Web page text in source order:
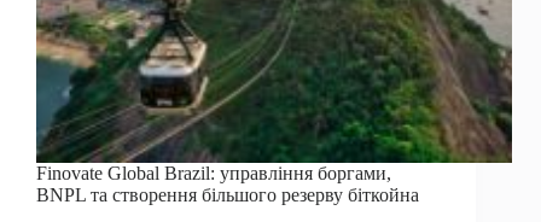
Finovate Global Brazil: управління боргами,
BNPL та створення більшого резерву біткойна